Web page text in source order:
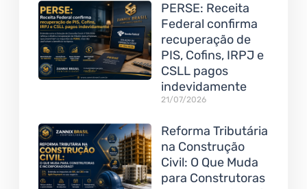
PERSE: Receita
Federal confirma
recuperação de
PIS, Cofins, IRPJ e
CSLL pagos
indevidamente
21/07/2026
Reforma Tributária
na Construção
Civil: O Que Muda
para Construtoras